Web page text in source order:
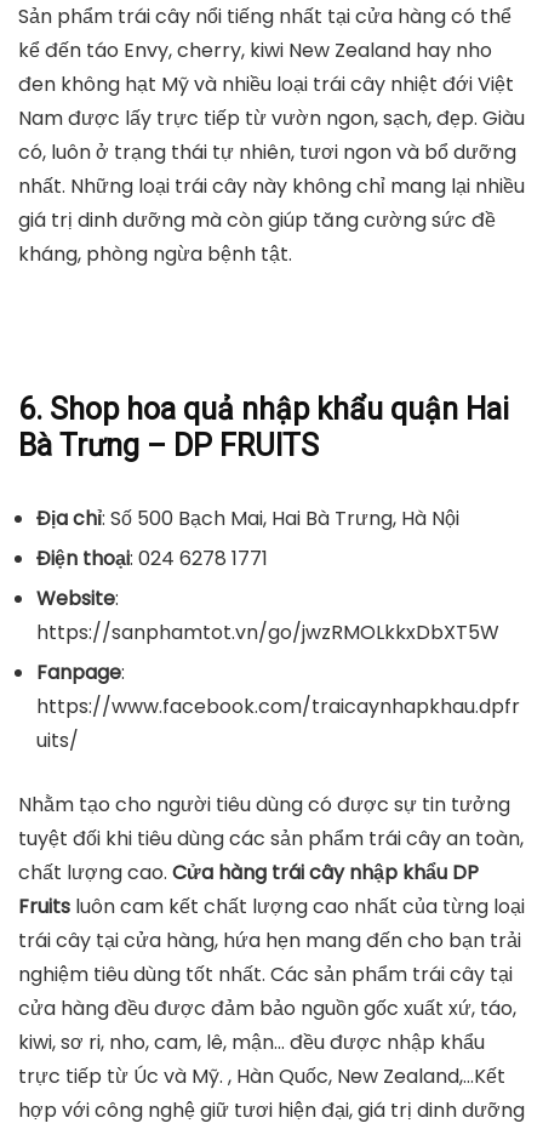
Sản phẩm trái cây nổi tiếng nhất tại cửa hàng có thể
kể đến táo Envy, cherry, kiwi New Zealand hay nho
đen không hạt Mỹ và nhiều loại trái cây nhiệt đới Việt
Nam được lấy trực tiếp từ vườn ngon, sạch, đẹp. Giàu
có, luôn ở trạng thái tự nhiên, tươi ngon và bổ dưỡng
nhất. Những loại trái cây này không chỉ mang lại nhiều
giá trị dinh dưỡng mà còn giúp tăng cường sức đề
kháng, phòng ngừa bệnh tật.
6. Shop hoa quả nhập khẩu quận Hai
Bà Trưng – DP FRUITS
Địa chỉ: Số 500 Bạch Mai, Hai Bà Trưng, Hà Nội
Điện thoại: 024 6278 1771
Website:
https://sanphamtot.vn/go/jwzRMOLkkxDbXT5W
Fanpage:
https://www.facebook.com/traicaynhapkhau.dpfr
uits/
Nhằm tạo cho người tiêu dùng có được sự tin tưởng
tuyệt đối khi tiêu dùng các sản phẩm trái cây an toàn,
chất lượng cao. Cửa hàng trái cây nhập khẩu DP
Fruits luôn cam kết chất lượng cao nhất của từng loại
trái cây tại cửa hàng, hứa hẹn mang đến cho bạn trải
nghiệm tiêu dùng tốt nhất. Các sản phẩm trái cây tại
cửa hàng đều được đảm bảo nguồn gốc xuất xứ, táo,
kiwi, sơ ri, nho, cam, lê, mận… đều được nhập khẩu
trực tiếp từ Úc và Mỹ. , Hàn Quốc, New Zealand,…Kết
hợp với công nghệ giữ tươi hiện đại, giá trị dinh dưỡng